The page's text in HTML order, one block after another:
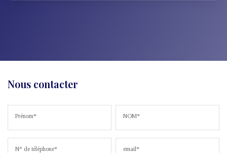
Nous contacter
Prénom* NOM*
N° de téléphone* email*